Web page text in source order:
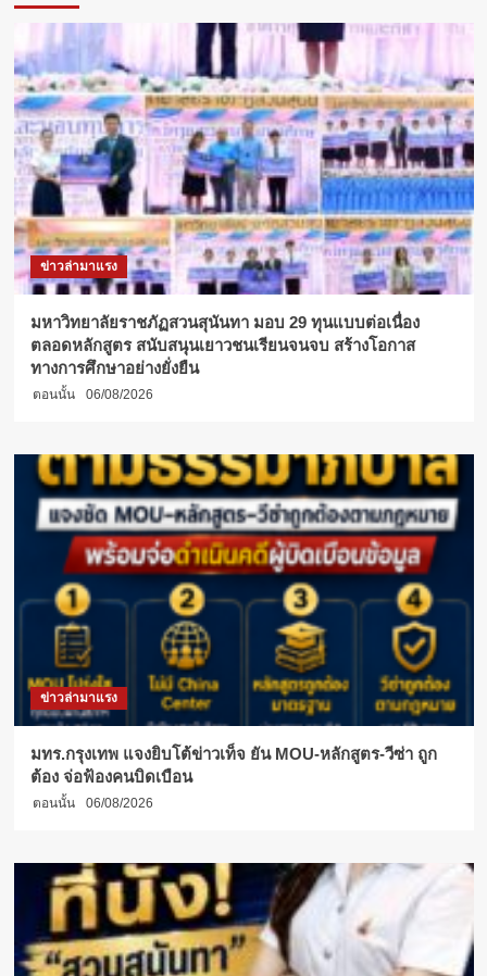
ข่าวล่ามาแรง
มหาวิทยาลัยราชภัฏสวนสุนันทา มอบ 29 ทุนแบบต่อเนื่อง
ตลอดหลักสูตร สนับสนุนเยาวชนเรียนจนจบ สร้างโอกาส
ทางการศึกษาอย่างยั่งยืน
ตอนนั้น 06/08/2026
ข่าวล่ามาแรง
มทร.กรุงเทพ แจงยิบโต้ข่าวเท็จ ยัน MOU-หลักสูตร-วีซ่า ถูก
ต้อง จ่อฟ้องคนบิดเบือน
ตอนนั้น 06/08/2026